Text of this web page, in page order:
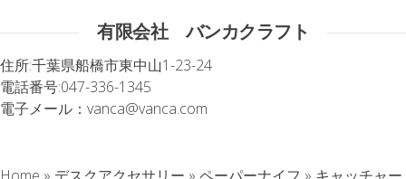
有限会社 バンカクラフト
住所:千葉県船橋市東中山1-23-24
電話番号:047-336-1345
電子メール： vanca@vanca.com